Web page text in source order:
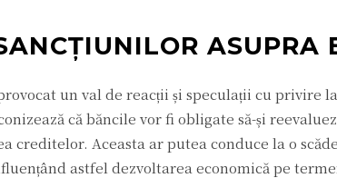
ASUPRA
un val de reacții și speculații cu privire
că băncile vor fi obligate să-și
creditelor. Aceasta ar putea conduce la o
astfel dezvoltarea economică pe